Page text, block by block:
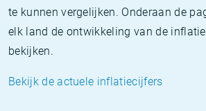
te kunnen vergelijken. Onderaan de
elk land de ontwikkeling van de
bekijken.
Bekijk de actuele inflatiecijfers